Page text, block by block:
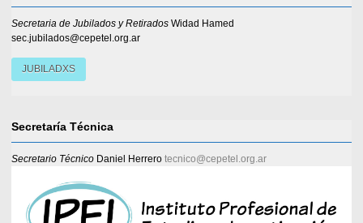
Secretaria de Jubilados y Retirados Widad Hamed
sec.jubilados@cepetel.org.ar
JUBILADXS
Secretaría Técnica
Secretario Técnico Daniel Herrero tecnico@cepetel.org.ar